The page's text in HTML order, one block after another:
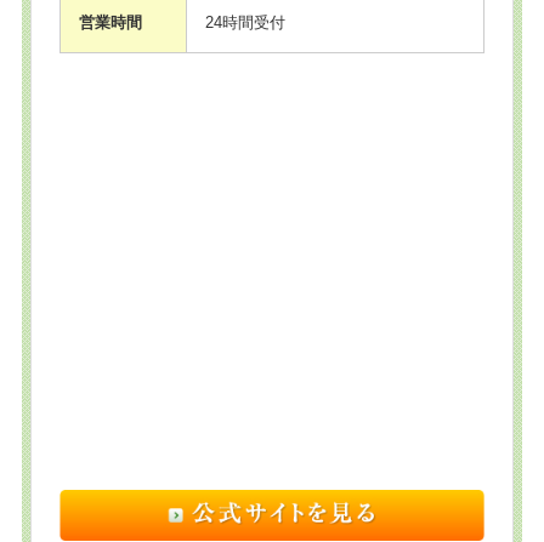
営業時間 24時間受付